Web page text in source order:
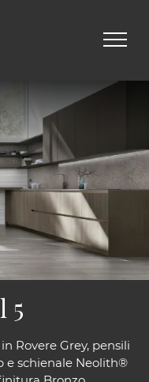
Rovere Grey, pensili
e schienale Neolith®
5